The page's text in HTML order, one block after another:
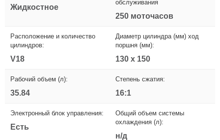
Жидкостное
обслуживания
250 моточасов
Расположение и количество
цилиндров:
V18
Диаметр цилиндра (мм) ход
поршня (мм):
130 x 150
Рабочий объем (л):
35.84
Степень сжатия:
16:1
Электронный блок управления:
Есть
Общий объем системы
охлаждения (л):
н/д